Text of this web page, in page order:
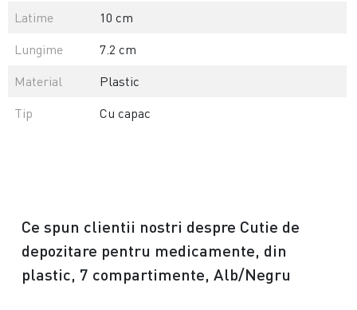
Latime
10 cm
Lungime
7.2 cm
Material
Plastic
Tip
Cu capac
Ce spun clientii nostri despre Cutie de
depozitare pentru medicamente, din
plastic, 7 compartimente, Alb/Negru